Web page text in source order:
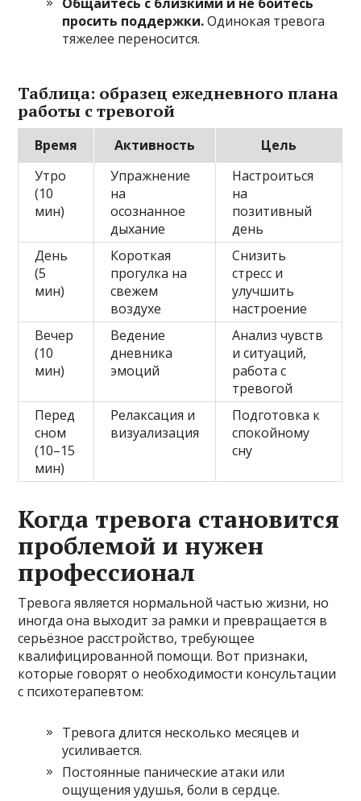
просить поддержки.Одинокая тревога
тяжелее переносится.
Таблица: образец ежедневного плана
работы с тревогой
Время Активность
Цель
Утро
(10
мин)
Упражнение
на
осознанное
дыхание
Настроиться
на
позитивный
день
День
(5
мин)
Короткая
прогулка на
свежем
воздухе
Снизить
стресс и
улучшить
настроение
Вечер
(10
мин)
Ведение
дневника
эмоций
Анализ чувств
и ситуаций,
работа с
тревогой
Перед
сном
(10–15
мин)
Релаксация и
визуализация
Подготовка к
спокойному
сну
Когда тревога становится
проблемой и нужен
профессионал
Тревога является нормальной частью жизни, но
иногда она выходит за рамки и превращается в
серьёзное расстройство, требующее
квалифицированной помощи. Вот признаки,
которые говорят о необходимости консультации
с психотерапевтом:
Тревога длится несколько месяцев и
усиливается.
Постоянные панические атаки или
ощущения удушья, боли в сердце.